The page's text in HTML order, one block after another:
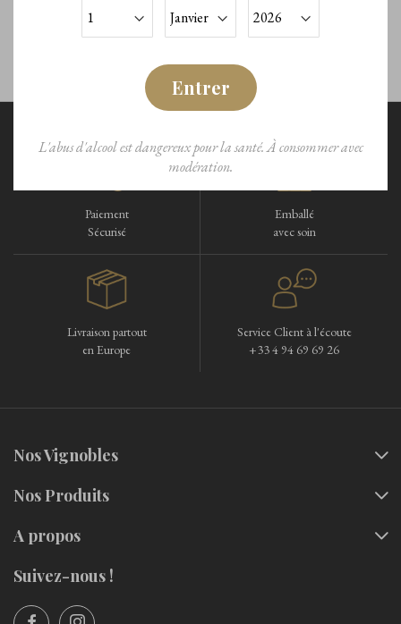
Entrer
L'abus d'alcool est dangereux pour la santé. À consommer avec
modération.
Paiement
Sécurisé
Emballé
avec soin
Livraison partout
en Europe
Service Client à l'écoute
+33 4 94 69 69 26
Nos Vignobles
Nos Produits
A propos
Suivez-nous !